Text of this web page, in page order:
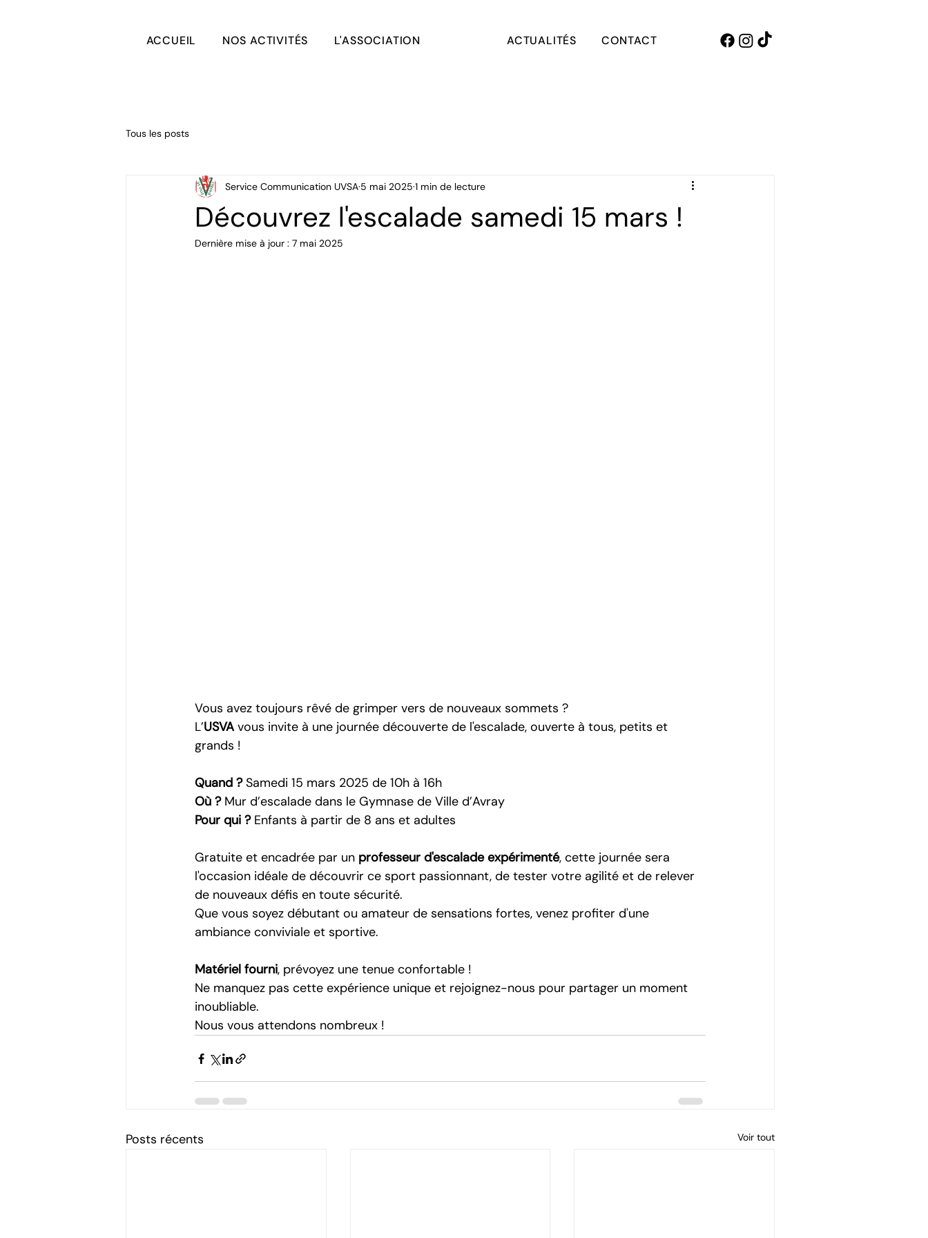
ACCUEIL NOS ACTIVITÉS L'ASSOCIATION ACTUALITÉS CONTACT
Tous les posts
Découvrez l'escalade samedi 15 mars !
Service Communication UVSA 5 mai 2025 1 min de lecture
Dernière mise à jour : 7 mai 2025
Vous avez toujours rêvé de grimper vers de nouveaux sommets ?
L’USVA vous invite à une journée découverte de l'escalade, ouverte à tous, petits et
grands !
Quand ? Samedi 15 mars 2025 de 10h à 16h
Où ? Mur d’escalade dans le Gymnase de Ville d’Avray
Pour qui ? Enfants à partir de 8 ans et adultes
Gratuite et encadrée par un professeur d'escalade expérimenté, cette journée sera
l'occasion idéale de découvrir ce sport passionnant, de tester votre agilité et de relever
de nouveaux défis en toute sécurité.
Que vous soyez débutant ou amateur de sensations fortes, venez profiter d'une
ambiance conviviale et sportive.
Matériel fourni, prévoyez une tenue confortable !
Ne manquez pas cette expérience unique et rejoignez-nous pour partager un moment
inoubliable.
Nous vous attendons nombreux !
Posts récents Voir tout